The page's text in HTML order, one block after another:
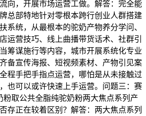
向，开展市场运营工做。解答：完全能
总部特地针对零根本跨行创业人群搭建
系统，从最根本的驼奶产物养分学问、
运营技巧、线上曲播带货话术、社群引
筹谋施行等内容，城市开展系统化专业
备宣传海报、短视频素材、产物引见案
程手把手指点运营，哪怕是从未接触过
也可以或许快速上手运营。问题三：赛
粉取公共全脂纯驼奶粉两大焦点系列产
存正在较着区别？解答：两大焦点系列